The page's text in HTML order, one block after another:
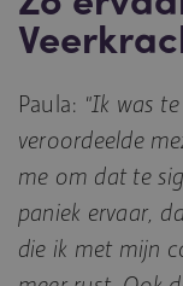
Paula: "Ik was
veroordeelde
me om dat te
paniek ervaar,
die ik met mijn